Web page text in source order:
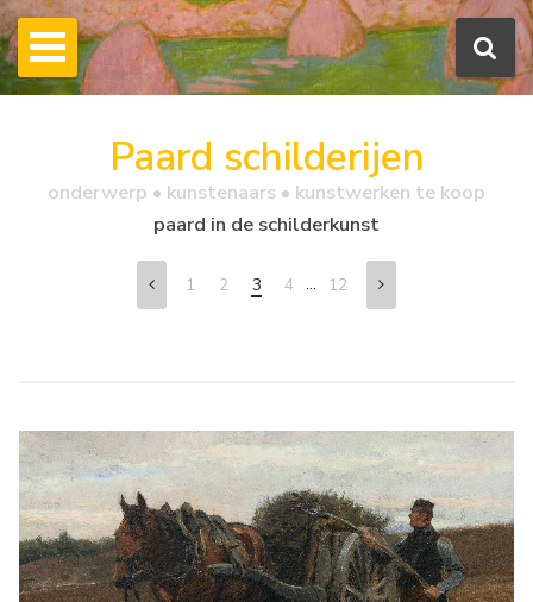
Paard schilderijen
onderwerp • kunstenaars • kunstwerken te koop
paard in de schilderkunst
1 2 3 4 ... 12